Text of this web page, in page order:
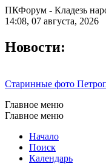
ПКФорум - Кладезь
14:08, 07 августа, 2026
Новости:
Старинные фото
Главное меню
Главное меню
Начало
Поиск
Календарь